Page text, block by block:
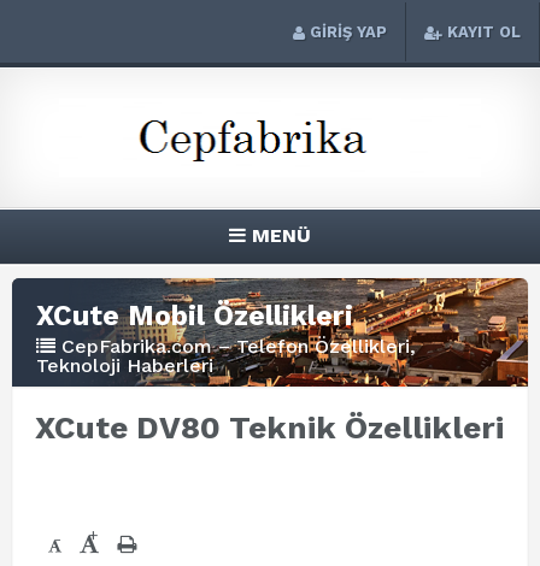
GİRİŞ YAP KAYIT OL
MENÜ
XCute Mobil Özellikleri
CepFabrika.com – Telefon Özellikleri,
Teknoloji Haberleri
XCute DV80 Teknik Özellikleri
- +